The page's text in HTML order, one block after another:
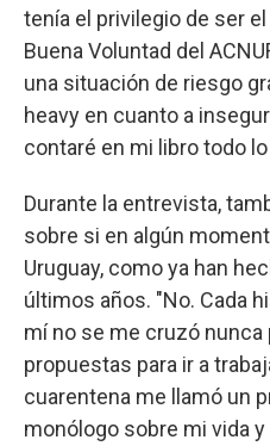
tenía el privilegio de ser
Buena Voluntad del
una situación de riesgo
heavy en cuanto a
contaré en mi libro todo
Durante la entrevista,
sobre si en algún
Uruguay, como ya han
últimos años. "No. Cada
mí no se me cruzó nunca
propuestas para ir a
cuarentena me llamó un
monólogo sobre mi vida